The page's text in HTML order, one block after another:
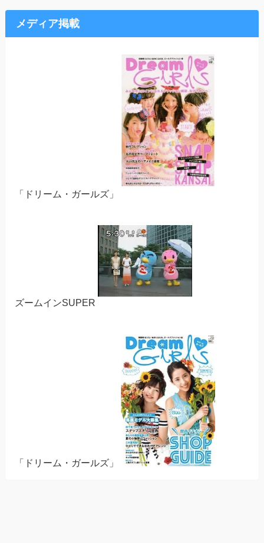
メディア掲載
「ドリーム・ガールズ」
ズームインSUPER
「ドリーム・ガールズ」